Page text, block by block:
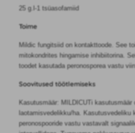
25 g.l-1 tsüasofamiid
Toime
Mildic fungitsiid on kontakttoode. See
mitokondrites hingamise inhibiitorina.
toodet kasutada peronosporea vastu
Soovitused töötlemiseks
Kasutusmäär: MILDICUTi
laotamisvedelikku/ha.
peronospooride vastu vastavalt